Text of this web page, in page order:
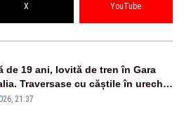
X YouTube
de 19 ani, lovită de tren în Gara
Traversase cu căștile în urechi
un loc nepermis
21:37